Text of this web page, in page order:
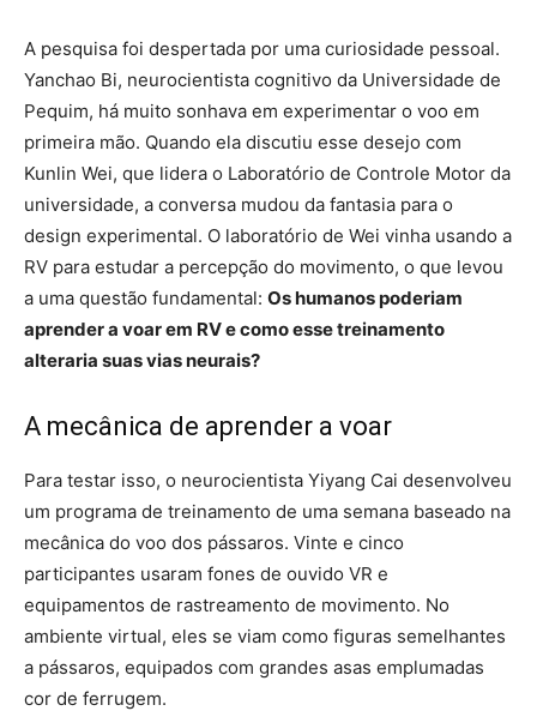
A pesquisa foi despertada por uma curiosidade pessoal.
Yanchao Bi, neurocientista cognitivo da Universidade de
Pequim, há muito sonhava em experimentar o voo em
primeira mão. Quando ela discutiu esse desejo com
Kunlin Wei, que lidera o Laboratório de Controle Motor da
universidade, a conversa mudou da fantasia para o
design experimental. O laboratório de Wei vinha usando a
RV para estudar a percepção do movimento, o que levou
a uma questão fundamental: Os humanos poderiam
aprender a voar em RV e como esse treinamento
alteraria suas vias neurais?
A mecânica de aprender a voar
Para testar isso, o neurocientista Yiyang Cai desenvolveu
um programa de treinamento de uma semana baseado na
mecânica do voo dos pássaros. Vinte e cinco
participantes usaram fones de ouvido VR e
equipamentos de rastreamento de movimento. No
ambiente virtual, eles se viam como figuras semelhantes
a pássaros, equipados com grandes asas emplumadas
cor de ferrugem.